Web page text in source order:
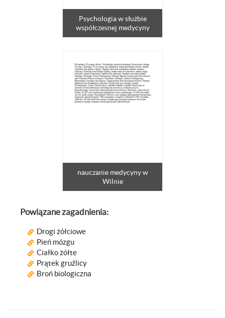
Psychologia w służbie
współczesnej medycyny
nauczanie medycyny w
Wilnie
Powiązane zagadnienia:
Drogi żółciowe
Pień mózgu
Ciałko żółte
Prątek gruźlicy
Broń biologiczna